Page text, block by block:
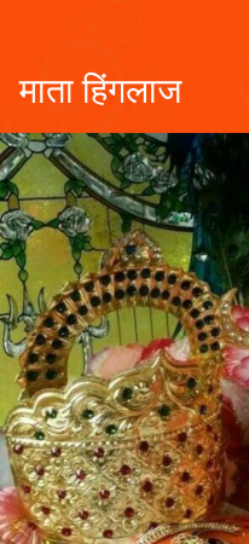
माता हिंगलाज